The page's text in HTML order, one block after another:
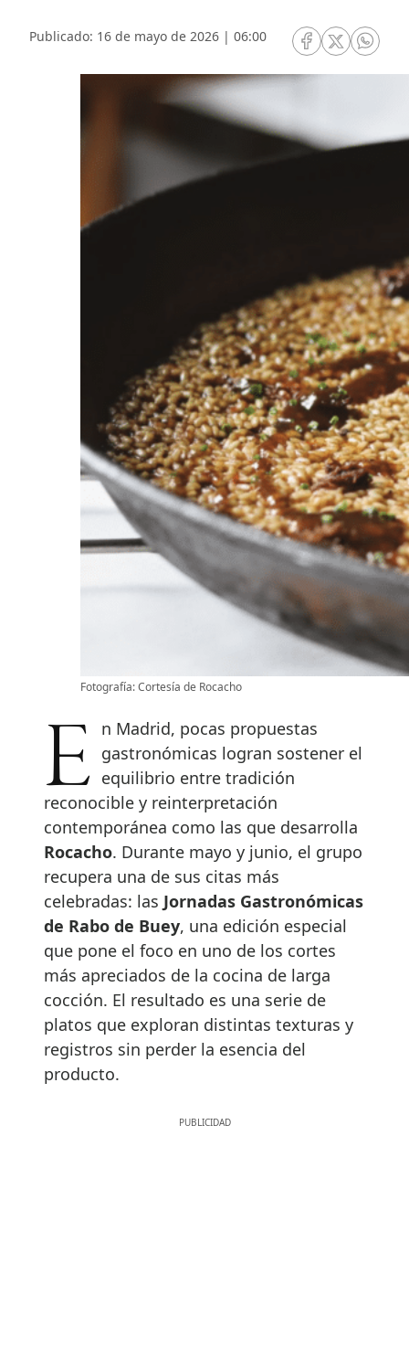
Publicado: 16 de mayo de 2026 | 06:00
RRSS Facebook
RRSSRRSS
Fotografía: Cortesía de Rocacho
En Madrid, pocas propuestas gastronómicas logran sostener el
equilibrio entre tradición
reconocible y reinterpretación
contemporánea como las que desarrolla
Rocacho. Durante mayo y junio, el grupo
recupera una de sus citas más
celebradas: las Jornadas Gastronómicas
de Rabo de Buey, una edición especial
que pone el foco en uno de los cortes
más apreciados de la cocina de larga
cocción. El resultado es una serie de
platos que exploran distintas texturas y
registros sin perder la esencia del
producto.